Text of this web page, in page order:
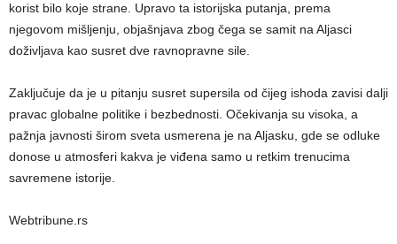
korist bilo koje strane. Upravo ta istorijska putanja, prema
njegovom mišljenju, objašnjava zbog čega se samit na Aljasci
doživljava kao susret dve ravnopravne sile.
Zaključuje da je u pitanju susret supersila od čijeg ishoda zavisi dalji
pravac globalne politike i bezbednosti. Očekivanja su visoka, a
pažnja javnosti širom sveta usmerena je na Aljasku, gde se odluke
donose u atmosferi kakva je viđena samo u retkim trenucima
savremene istorije.
Webtribune.rs